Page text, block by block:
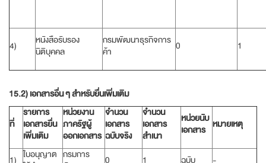
4)
หนังสือรับรอง
นิติบุคคล
กรมพัฒนาธุรกิจการ
ค้า
0 1
15.2) เอกสารอื่น ๆ สำหรับยื่นเพิ่มเติม
ที่
รายการ
เอกสารยื่น
เพิ่มเติม
หน่วยงาน
ภาครัฐผู้
ออกเอกสาร
จำนวน
เอกสาร
ฉบับจริง
จำนวน
เอกสาร
สำเนา
หน่วยนับ
เอกสาร หมายเหตุ
ใบอนุญาต กรมการ